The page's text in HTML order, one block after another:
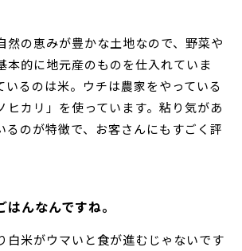
然の恵みが豊かな土地なので、野菜や
本的に地元産のものを仕入れていま
いるのは米。ウチは農家をやっている
ヒカリ」を使っています。粘り気があ
るのが特徴で、お客さんにもすごく評
んなんですね。
白米がウマいと食が進むじゃないです